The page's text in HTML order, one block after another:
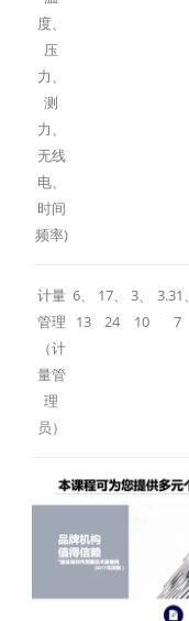
度、
压
力、
测
力、
无线
电、
时间
频率)
计量
管理
（计
量管
理
员）
6、
13
17、
24
3、
10
3.31、
7